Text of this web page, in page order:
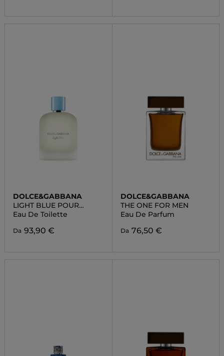
DOLCE&GABBANA
LIGHT BLUE POUR
HOMME
Eau De Toilette
Da 93,90 €
DOLCE&GABBANA
THE ONE FOR MEN
Eau De Parfum
Da 76,50 €